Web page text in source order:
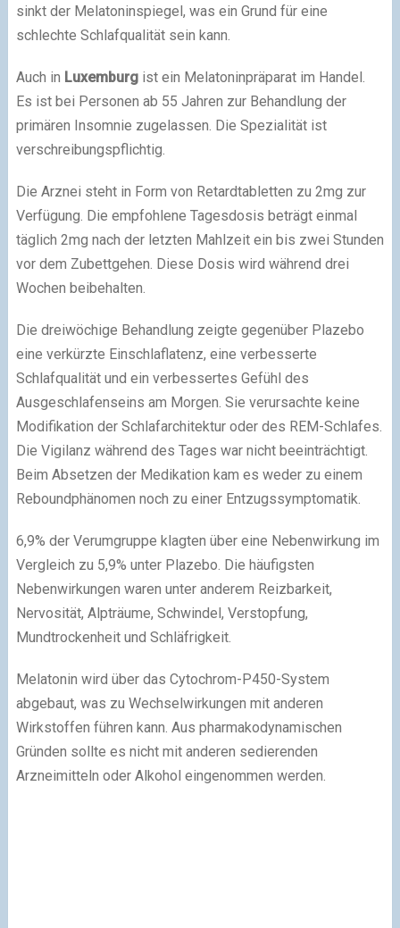
sinkt der Melatoninspiegel, was ein Grund für eine
schlechte Schlafqualität sein kann.
Auch in Luxemburgist ein Melatoninpräparat im Handel.
Es ist bei Personen ab 55 Jahren zur Behandlung der
primären Insomnie zugelassen. Die Spezialität ist
verschreibungspflichtig.
Die Arznei steht in Form von Retardtabletten zu 2mg zur
Verfügung. Die empfohlene Tagesdosis beträgt einmal
täglich 2mg nach der letzten Mahlzeit ein bis zwei Stunden
vor dem Zubettgehen. Diese Dosis wird während drei
Wochen beibehalten.
Die dreiwöchige Behandlung zeigte gegenüber Plazebo
eine verkürzte Einschlaflatenz, eine verbesserte
Schlafqualität und ein verbessertes Gefühl des
Ausgeschlafenseins am Morgen. Sie verursachte keine
Modifikation der Schlafarchitektur oder des REM-Schlafes.
Die Vigilanz während des Tages war nicht beeinträchtigt.
Beim Absetzen der Medikation kam es weder zu einem
Reboundphänomen noch zu einer Entzugssymptomatik.
6,9% der Verumgruppe klagten über eine Nebenwirkung im
Vergleich zu 5,9% unter Plazebo. Die häufigsten
Nebenwirkungen waren unter anderem Reizbarkeit,
Nervosität, Alpträume, Schwindel, Verstopfung,
Mundtrockenheit und Schläfrigkeit.
Melatonin wird über das Cytochrom-P450-System
abgebaut, was zu Wechselwirkungen mit anderen
Wirkstoffen führen kann. Aus pharmakodynamischen
Gründen sollte es nicht mit anderen sedierenden
Arzneimitteln oder Alkohol eingenommen werden.